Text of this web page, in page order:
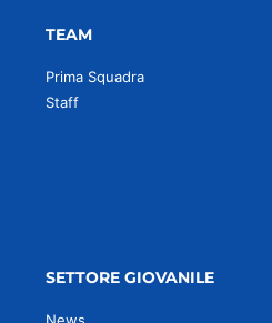
TEAM
Prima Squadra
Staff
SETTORE GIOVANILE